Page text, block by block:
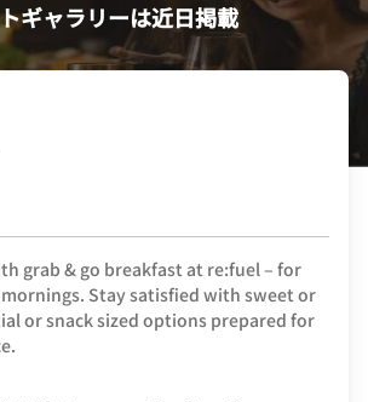
ギャラリーは近日掲載
grab & go breakfast at re:fuel – for
Stay satisfied with sweet or
or snack sized options prepared for